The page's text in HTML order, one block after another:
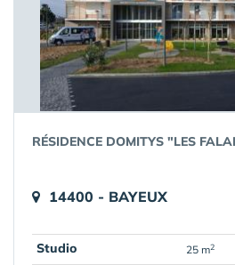
RÉSIDENCE DOMITYS "LES
14400 - BAYEUX
Studio 25 m2